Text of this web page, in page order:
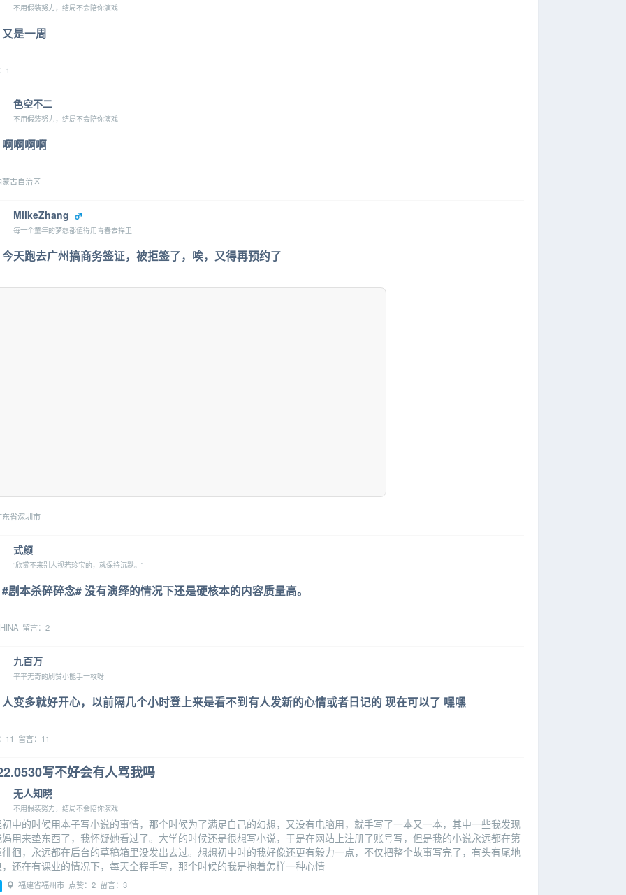
不用假装努力，结局不会陪你演戏
又是一周
1
色空不二
不用假装努力，结局不会陪你演戏
啊啊啊啊
古自治区
MilkeZhang
每一个童年的梦想都值得用青春去捍卫
今天跑去广州搞商务签证，被拒签了，唉，又得再预约了
省深圳市
式颜
“欣赏不来别人视若珍宝的，就保持沉默。”
#剧本杀碎碎念# 没有演绎的情况下还是硬核本的内容质量高。
留言：2
九百万
平平无奇的刷赞小能手一枚呀
人变多就好开心，以前隔几个小时登上来是看不到有人发新的心情或者日记的 现在可以了 嘿嘿
11 留言：11
写不好会有人骂我吗
无人知晓
不用假装努力，结局不会陪你演戏
中的时候用本子写小说的事情，那个时候为了满足自己的幻想，又没有电脑用，就手写了一本又一本，其中一些我发现
用来垫东西了，我怀疑她看过了。大学的时候还是很想写小说，于是在网站上注册了账号写，但是我的小说永远都在第
徊，永远都在后台的草稿箱里没发出去过。想想初中时的我好像还更有毅力一点，不仅把整个故事写完了，有头有尾地
还在有课业的情况下，每天全程手写，那个时候的我是抱着怎样一种心情
福建省福州市 点赞：2 留言：3